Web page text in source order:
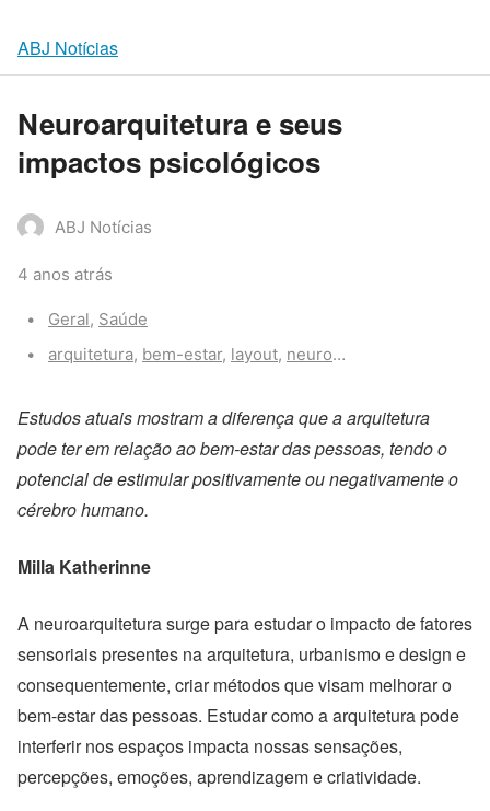
ABJ Notícias
Neuroarquitetura e seus
impactos psicológicos
ABJ Notícias
4 anos atrás
Categories:
Geral, Saúde
Tags:
arquitetura, bem-estar, layout, neuroarquitetura
Estudos atuais mostram a diferença que a arquitetura
pode ter em relação ao bem-estar das pessoas, tendo o
potencial de estimular positivamente ou negativamente o
cérebro humano.
Milla Katherinne
A neuroarquitetura surge para estudar o impacto de fatores
sensoriais presentes na arquitetura, urbanismo e design e
consequentemente, criar métodos que visam melhorar o
bem-estar das pessoas. Estudar comoa arquitetura pode
interferir nos espaços impacta nossas sensações,
percepções, emoções, aprendizagem e criatividade.